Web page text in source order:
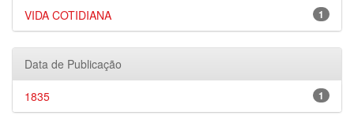
1
VIDA COTIDIANA
Data de Publicação
1
1835